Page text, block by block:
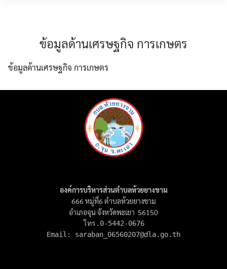
ข้อมูลด้านเศรษฐกิจ การเกษตร
ข้อมูลด้านเศรษฐกิจ การเกษตร
องค์การบริหารส่วนตำบลห้วยยางขาม
666 หมู่ที่6 ตำบลห้วยยางขาม
อำเภอจุน จังหวัดพะเยา 56150
โทร.0-5442-0676
Email: saraban_06560207@dla.go.th